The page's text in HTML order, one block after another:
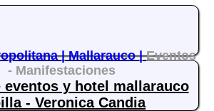
|Mallarauco |Eventos
- Manifestaciones
eventos y hotel mallarauco
- Veronica Candia